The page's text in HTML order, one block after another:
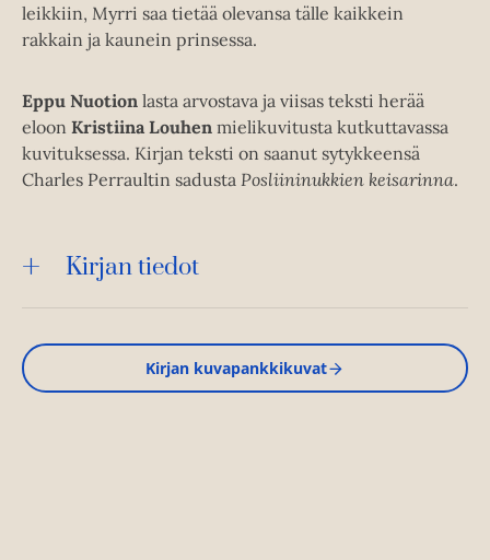
leikkiin, Myrri saa tietää olevansa tälle kaikkein
rakkain ja kaunein prinsessa.
Eppu Nuotion lasta arvostava ja viisas teksti herää
eloon Kristiina Louhen mielikuvitusta kutkuttavassa
kuvituksessa. Kirjan teksti on saanut sytykkeensä
Charles Perraultin sadusta Posliininukkien keisarinna.
Kirjan tiedot
Kirjan kuvapankkikuvat